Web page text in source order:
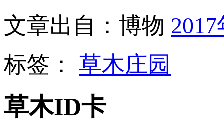
文章出自：博物
标签： 草木庄园
草木ID卡